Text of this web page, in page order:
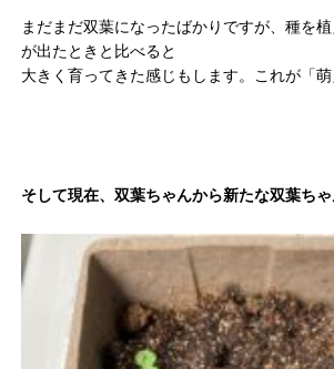
まだまだ双葉になったばかりですが、種を
が出たときと比べると
大きく育ってきた感じもします。これが「
そして現在、双葉ちゃんから新たな双葉ちゃ